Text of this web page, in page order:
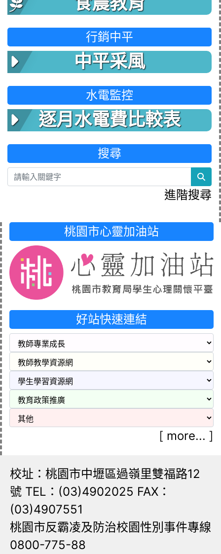
行銷中平
中平采風
水電監控
逐月水電費比較表
搜尋
進階搜尋
桃園市心靈加油站
好站快速連結
[ more... ]
校址：桃園市中壢區過嶺里雙福路12
號 TEL：(03)4902025 FAX：
(03)4907551
桃園市反霸凌及防治校園性別事件專線
0800-775-88